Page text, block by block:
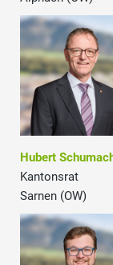
Hubert
Kantonsrat
Sarnen (OW)